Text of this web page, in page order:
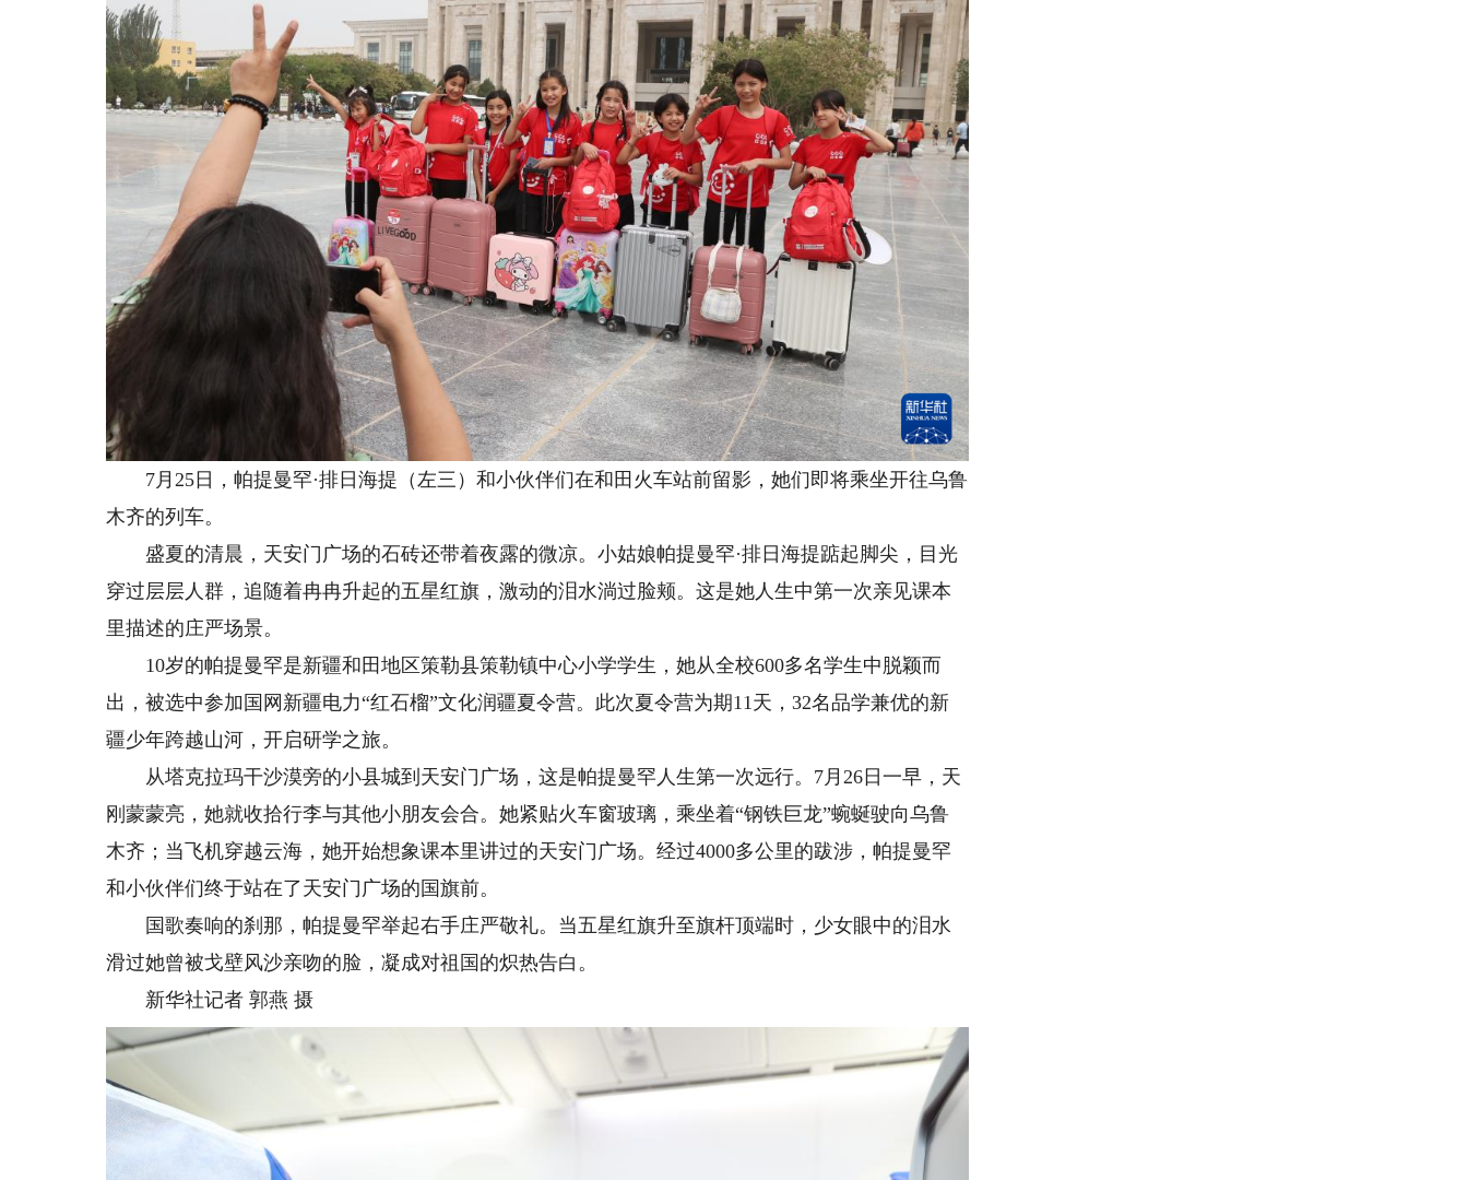
7月25日，帕提曼罕·排日海提（左三）和小伙伴们在和田火车站前留影，她们即将乘坐开往乌鲁
木齐的列车。
盛夏的清晨，天安门广场的石砖还带着夜露的微凉。小姑娘帕提曼罕·排日海提踮起脚尖，目光
穿过层层人群，追随着冉冉升起的五星红旗，激动的泪水淌过脸颊。这是她人生中第一次亲见课本
里描述的庄严场景。
10岁的帕提曼罕是新疆和田地区策勒县策勒镇中心小学学生，她从全校600多名学生中脱颖而
出，被选中参加国网新疆电力“红石榴”文化润疆夏令营。此次夏令营为期11天，32名品学兼优的新
疆少年跨越山河，开启研学之旅。
从塔克拉玛干沙漠旁的小县城到天安门广场，这是帕提曼罕人生第一次远行。7月26日一早，天
刚蒙蒙亮，她就收拾行李与其他小朋友会合。她紧贴火车窗玻璃，乘坐着“钢铁巨龙”蜿蜒驶向乌鲁
木齐；当飞机穿越云海，她开始想象课本里讲过的天安门广场。经过4000多公里的跋涉，帕提曼罕
和小伙伴们终于站在了天安门广场的国旗前。
国歌奏响的刹那，帕提曼罕举起右手庄严敬礼。当五星红旗升至旗杆顶端时，少女眼中的泪水
滑过她曾被戈壁风沙亲吻的脸，凝成对祖国的炽热告白。
新华社记者 郭燕 摄